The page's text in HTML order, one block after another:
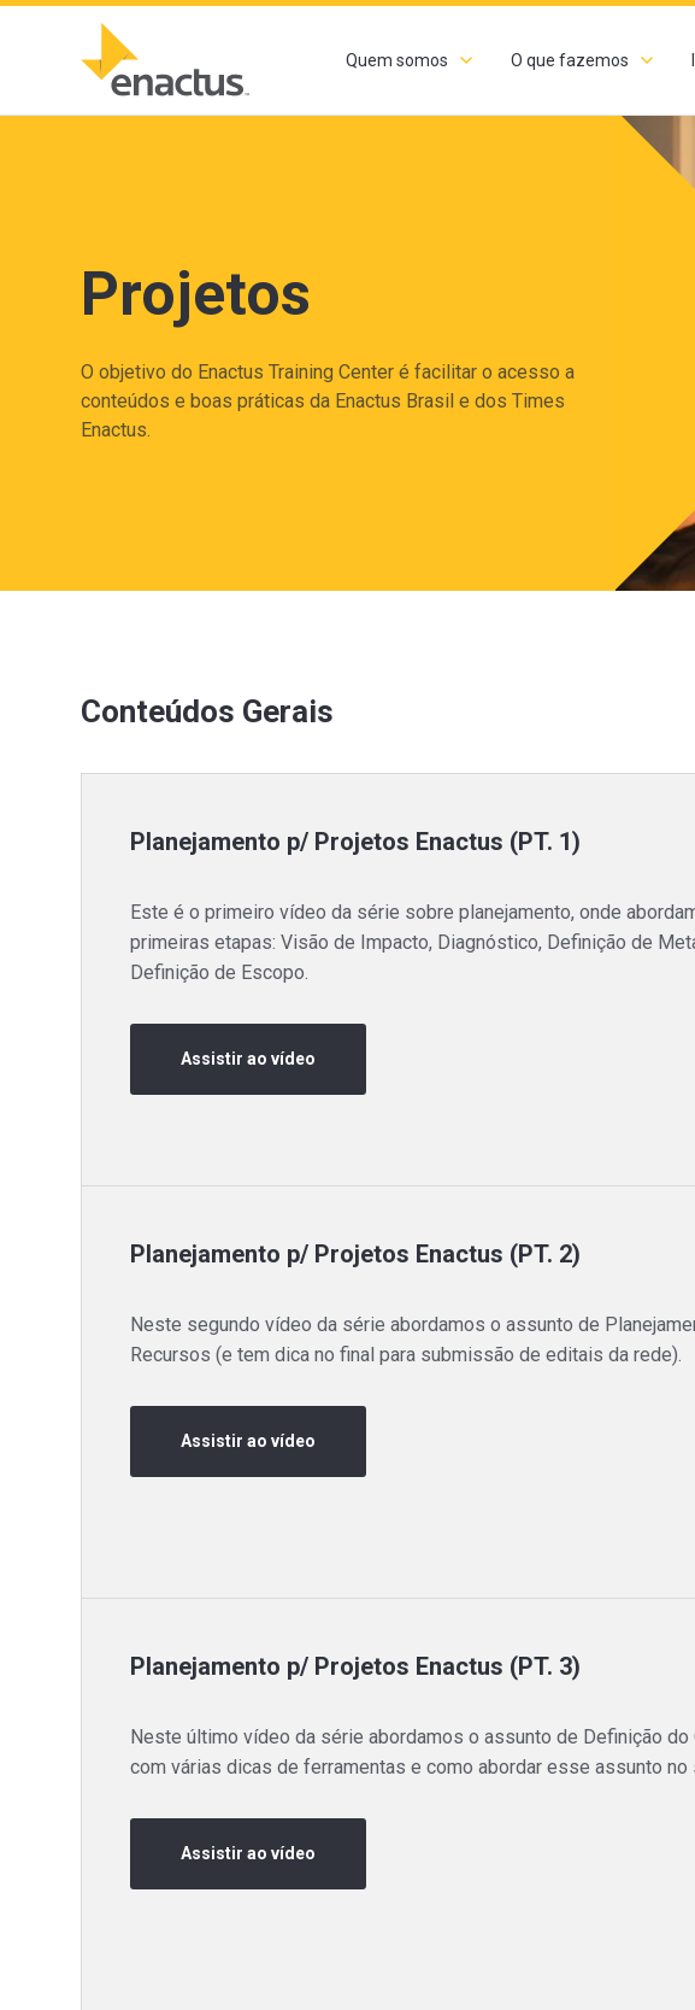
Quem somos O que fazemos
Projetos
O objetivo do Enactus Training Center é facilitar o acesso a
conteúdos e boas práticas da Enactus Brasil e dos Times
Enactus.
Conteúdos Gerais
Planejamento p/ Projetos Enactus (PT. 1)
Este é o primeiro vídeo da série sobre planejamento, onde
primeiras etapas: Visão de Impacto, Diagnóstico, Definição de
Definição de Escopo.
Assistir ao vídeo
Planejamento p/ Projetos Enactus (PT. 2)
Neste segundo vídeo da série abordamos o assunto de
Recursos (e tem dica no final para submissão de editais da rede).
Assistir ao vídeo
Planejamento p/ Projetos Enactus (PT. 3)
Neste último vídeo da série abordamos o assunto de Definição do
com várias dicas de ferramentas e como abordar esse assunto no
Assistir ao vídeo